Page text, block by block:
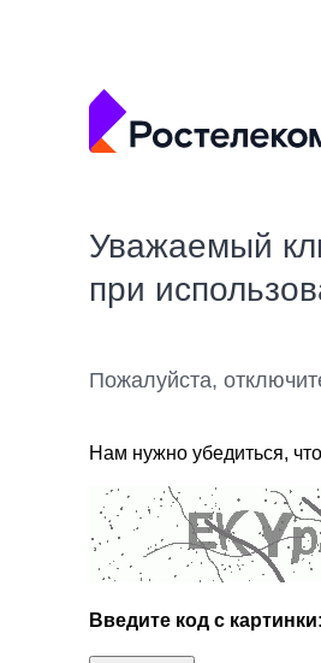
Уважаемый
при
Пожалуйста,
Нам нужно убедиться,
Введите код с картинки: